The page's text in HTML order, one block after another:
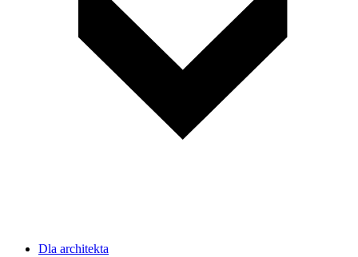
Dla architekta